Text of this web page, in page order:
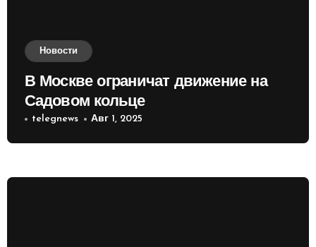
Новости
В Москве ограничат движение на
Садовом кольце
telegnews Авг 1, 2025